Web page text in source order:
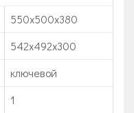
550х500х380
542х492х300
ключевой
1